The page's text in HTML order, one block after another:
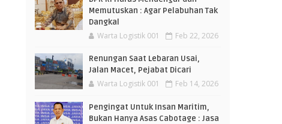
Memutuskan : Agar Pelabuhan Tak
Dangkal
Warta Logistik 001 Feb 22, 2026
Renungan Saat Lebaran Usai,
Jalan Macet, Pejabat Dicari
Warta Logistik 001 Feb 14, 2026
Pengingat Untuk Insan Maritim,
Bukan Hanya Asas Cabotage : Jasa